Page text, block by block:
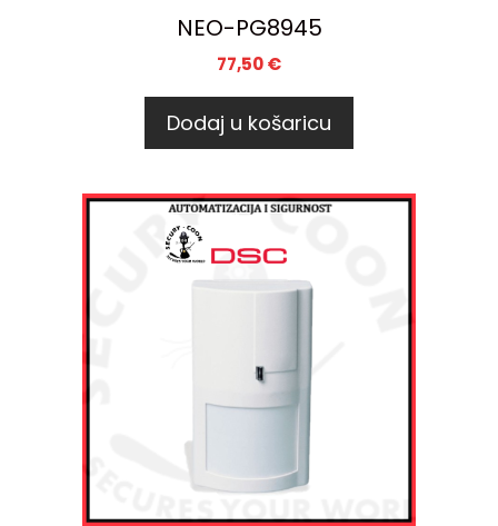
NEO-PG8945
77,50€
Dodaj u košaricu